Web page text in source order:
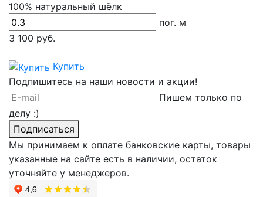
100% натуральный шёлк
пог. м
3 100руб.
Купить
Подпишитесь на наши новости и акции!
Пишем только по
делу :)
Подписаться
Мы принимаем к оплате банковские карты, товары
указанные на сайте есть в наличии, остаток
уточняйте у менеджеров.